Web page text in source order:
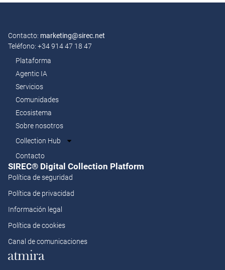
Contacto: marketing@sirec.net
Teléfono: +34 914 47 18 47
Plataforma
Agentic IA
Servicios
Comunidades
Ecosistema
Sobre nosotros
Collection Hub
Contacto
SIREC® Digital Collection Platform​
Política de seguridad
Política de privacidad
Información legal
Política de cookies
Canal de comunicaciones